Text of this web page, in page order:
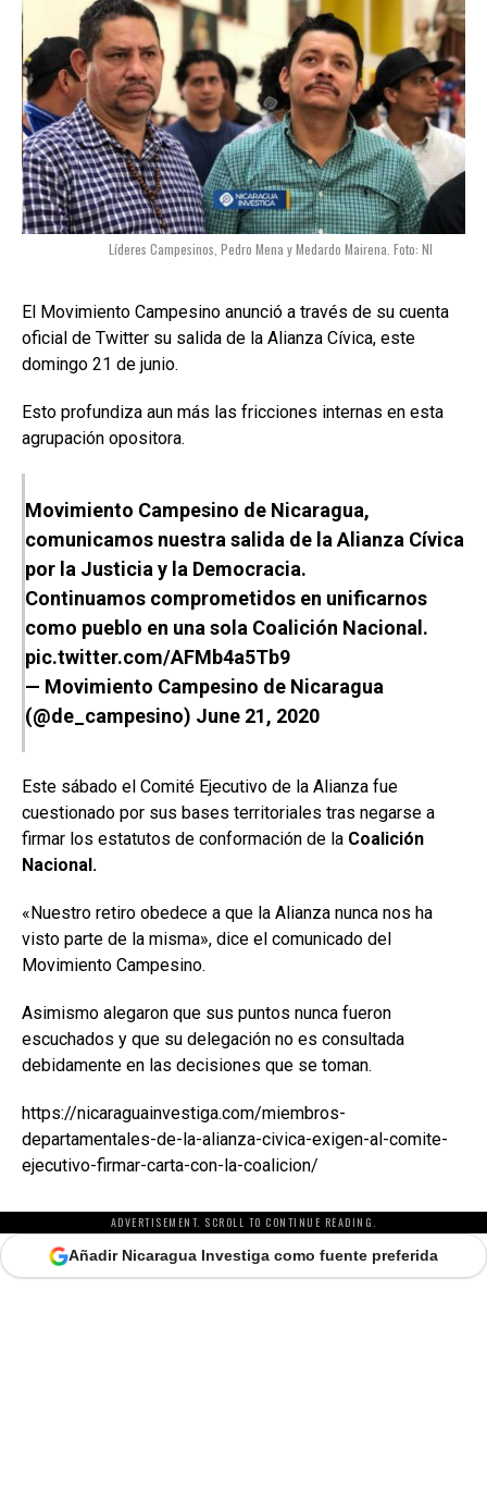
Líderes Campesinos, Pedro Mena y Medardo Mairena. Foto: NI
El Movimiento Campesino anunció a través de su cuenta
oficial de Twitter su salida de la Alianza Cívica, este
domingo 21 de junio.
Esto profundiza aun más las fricciones internas en esta
agrupación opositora.
Movimiento Campesino de Nicaragua,
comunicamos nuestra salida de la Alianza Cívica
por la Justicia y la Democracia.
Continuamos comprometidos en unificarnos
como pueblo en una sola Coalición Nacional.
pic.twitter.com/AFMb4a5Tb9
— Movimiento Campesino de Nicaragua
(@de_campesino) June 21, 2020
Este sábado el Comité Ejecutivo de la Alianza fue
cuestionado por sus bases territoriales tras negarse a
firmar los estatutos de conformación de la Coalición
Nacional.
«Nuestro retiro obedece a que la Alianza nunca nos ha
visto parte de la misma», dice el comunicado del
Movimiento Campesino.
Asimismo alegaron que sus puntos nunca fueron
escuchados y que su delegación no es consultada
debidamente en las decisiones que se toman.
https://nicaraguainvestiga.com/miembros-
departamentales-de-la-alianza-civica-exigen-al-comite-
ejecutivo-firmar-carta-con-la-coalicion/
ADVERTISEMENT. SCROLL TO CONTINUE READING.
Añadir Nicaragua Investiga como fuente preferida